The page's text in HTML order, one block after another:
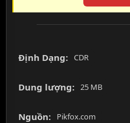
Định Dạng: CDR
Dung lượng: 25 MB
Nguồn: Pikfox.com